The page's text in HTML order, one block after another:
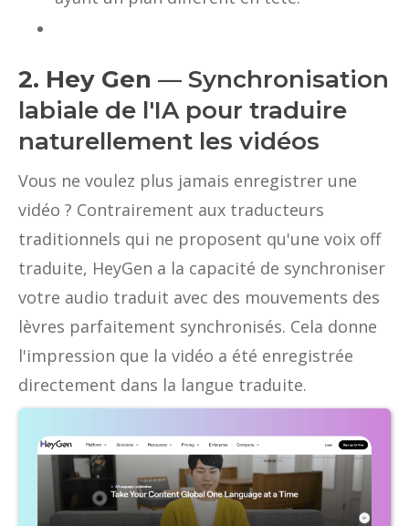
2. Hey Gen — Synchronisation
labiale de l'IA pour traduire
naturellement les vidéos
Vous ne voulez plus jamais enregistrer une
vidéo ? Contrairement aux traducteurs
traditionnels qui ne proposent qu'une voix off
traduite, HeyGen a la capacité de synchroniser
votre audio traduit avec des mouvements des
lèvres parfaitement synchronisés. Cela donne
l'impression que la vidéo a été enregistrée
directement dans la langue traduite.